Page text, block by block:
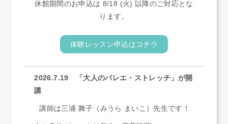
休館期間のお申込は 8/18 (火) 以降のご対応とな
ります。
体験レッスン申込はコチラ
2026.7.19 「大人のバレエ・ストレッチ」が開
講
講師は三浦 舞子（みうら まいこ）先生です！